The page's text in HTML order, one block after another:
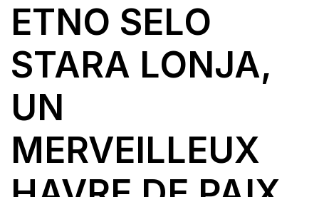
ETNO SELO
STARA LONJA,
UN
MERVEILLEUX